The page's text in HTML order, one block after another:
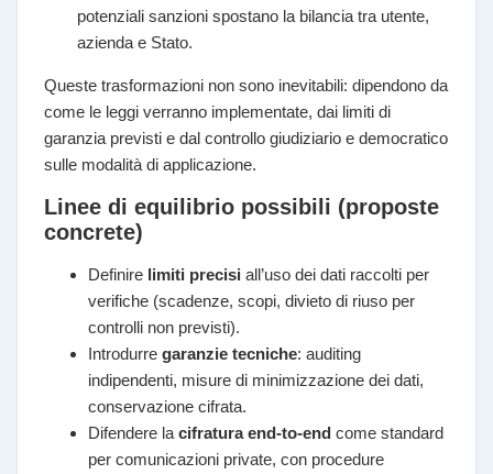
potenziali sanzioni spostano la bilancia tra utente,
azienda e Stato.
Queste trasformazioni non sono inevitabili: dipendono da
come le leggi verranno implementate, dai limiti di
garanzia previsti e dal controllo giudiziario e democratico
sulle modalità di applicazione.
Linee di equilibrio possibili (proposte
concrete)
Definire limiti precisi all’uso dei dati raccolti per
verifiche (scadenze, scopi, divieto di riuso per
controlli non previsti).
Introdurre garanzie tecniche: auditing
indipendenti, misure di minimizzazione dei dati,
conservazione cifrata.
Difendere la cifratura end-to-end come standard
per comunicazioni private, con procedure